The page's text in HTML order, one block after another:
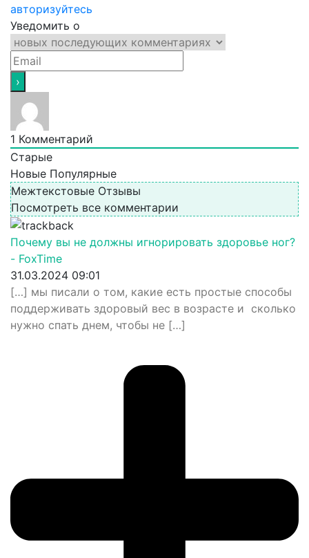
авторизуйтесь
Уведомить о
1 Комментарий
Старые
Новые Популярные
Межтекстовые Отзывы
Посмотреть все комментарии
Почему вы не должны игнорировать здоровье ног?
- FoxTime
31.03.2024 09:01
[…] мы писали о том, какие есть простые способы
поддерживать здоровый вес в возрасте и сколько
нужно спать днем, чтобы не […]